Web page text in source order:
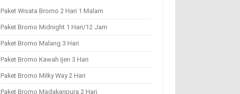
Paket Wisata Bromo 2 Hari 1 Malam
Paket Bromo Midnight 1 Hari/12 Jam
Paket Bromo Malang 3 Hari
Paket Bromo Kawah Ijen 3 Hari
Paket Bromo Milky Way 2 Hari
Paket Bromo Madakaripura 2 Hari